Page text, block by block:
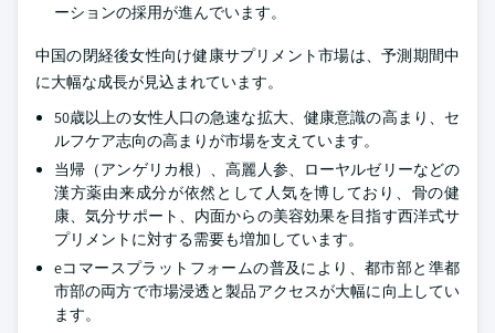
ーションの採用が進んでいます。
中国の閉経後女性向け健康サプリメント市場は、予測期間中
に大幅な成長が見込まれています。
50歳以上の女性人口の急速な拡大、健康意識の高まり、セ
ルフケア志向の高まりが市場を支えています。
当帰（アンゲリカ根）、高麗人参、ローヤルゼリーなどの
漢方薬由来成分が依然として人気を博しており、骨の健
康、気分サポート、内面からの美容効果を目指す西洋式サ
プリメントに対する需要も増加しています。
eコマースプラットフォームの普及により、都市部と準都
市部の両方で市場浸透と製品アクセスが大幅に向上してい
ます。